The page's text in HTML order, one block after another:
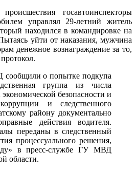
госавтоинспекторы
управлял 29-летний житель
находился в командировке на
уйти от наказания, мужчина
денежное вознаграждение за то,
о попытке подкупа
группа из числа
экономической безопасности и
и следственного
району документально
действия водителя.
переданы в следственный
процессуального решения,
в пресс-службе ГУ МВД
области.